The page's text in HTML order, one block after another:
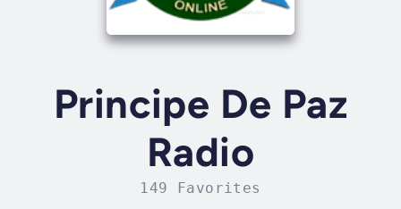
Principe De Paz
Radio
149 Favorites